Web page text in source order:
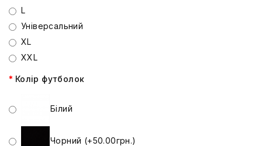
L
Універсальний
XL
XXL
Колір футболок
Білий
Чорний (+50.00грн.)